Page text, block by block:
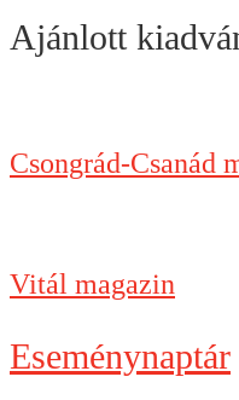
Ajánlott
Csongrád-Csanád
Vitál magazin
Eseménynaptár